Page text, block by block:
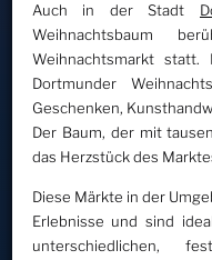
Auch in der Stadt
Weihnachtsbaum
Weihnachtsmarkt
Dortmunder
Geschenken,
Der Baum, der mit
das Herzstück des
Diese Märkte in der
Erlebnisse und sind
unterschiedlichen,